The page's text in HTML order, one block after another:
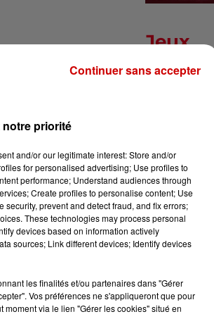
Si vous
ci-dessous.
Jeux
notre priorité
and/or our legitimate interest: Store and/or
for personalised advertising; Use profiles to
performance; Understand audiences through
Create profiles to personalise content; Use
prevent and detect fraud, and fix errors;
These technologies may process personal
devices based on information actively
sources; Link different devices; Identify devices
les finalités et/ou partenaires dans "Gérer
Vos préférences ne s'appliqueront que pour
moment via le lien "Gérer les cookies" situé en
Continuer sans accepter